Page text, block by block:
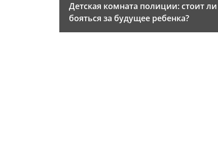
Детская комната полиции: стоит ли
бояться за будущее ребенка?